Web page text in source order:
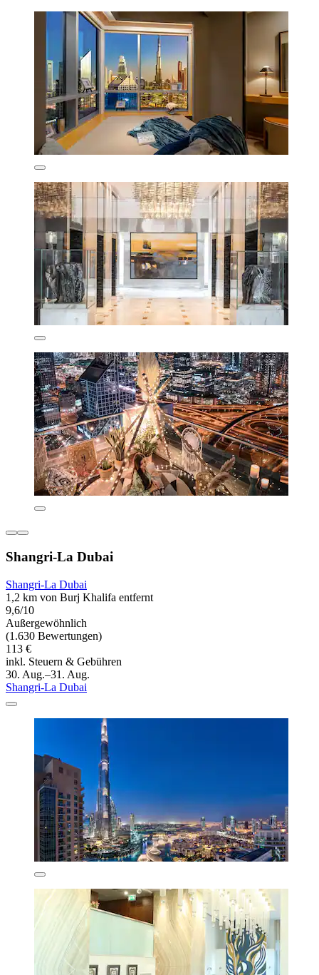
Shangri-La Dubai
Shangri-La Dubai
1,2 km von Burj Khalifa entfernt
9,6/10
Außergewöhnlich
(1.630 Bewertungen)
113 €
inkl. Steuern & Gebühren
30. Aug.–31. Aug.
Shangri-La Dubai